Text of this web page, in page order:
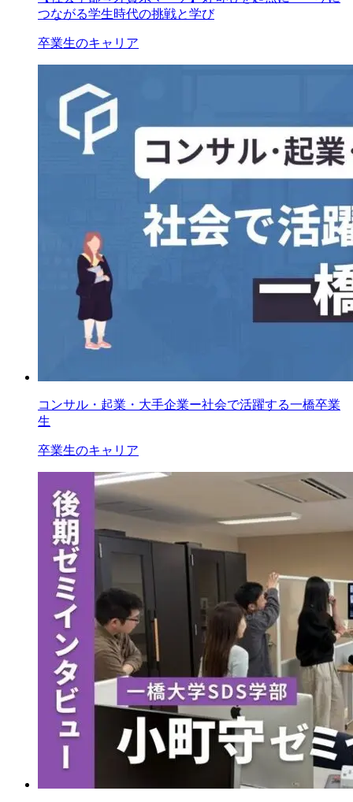
つながる学生時代の挑戦と学び
卒業生のキャリア
コンサル・起業・大手企業ー社会で活躍する一橋卒業
生
卒業生のキャリア